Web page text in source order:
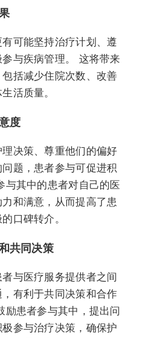
可能坚持治疗计划、遵
与疾病管理。 这将带来
括减少住院次数、改善
活质量。
度
决策、尊重他们的偏好
题，患者参与可促进积
与其中的患者对自己的医
和满意，从而提高了患
口碑转介。
共同决策
与医疗服务提供者之间
有利于共同决策和合作
励患者参与其中，提出问
参与治疗决策，确保护